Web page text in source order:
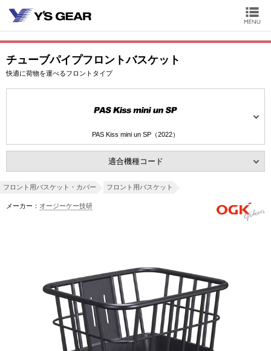
チューブパイプフロントバスケット
快適に荷物を運べるフロントタイプ
PAS Kiss mini un SP（2022）
適合機種コード
フロント用バスケット・カバー フロント用バスケット
メーカー： オージーケー技研